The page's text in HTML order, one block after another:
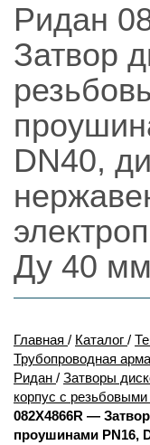
Ридан
Затвор
DN40,
Ду 40 мм
Главная / Каталог /
Трубопроводная
Ридан / Затворы
корпус с
082X4866R —
проушинами PN16,